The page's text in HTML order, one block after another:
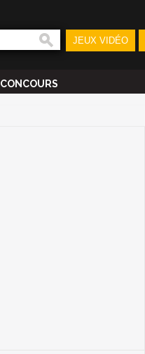
JEUX VIDÉO
CONCOURS